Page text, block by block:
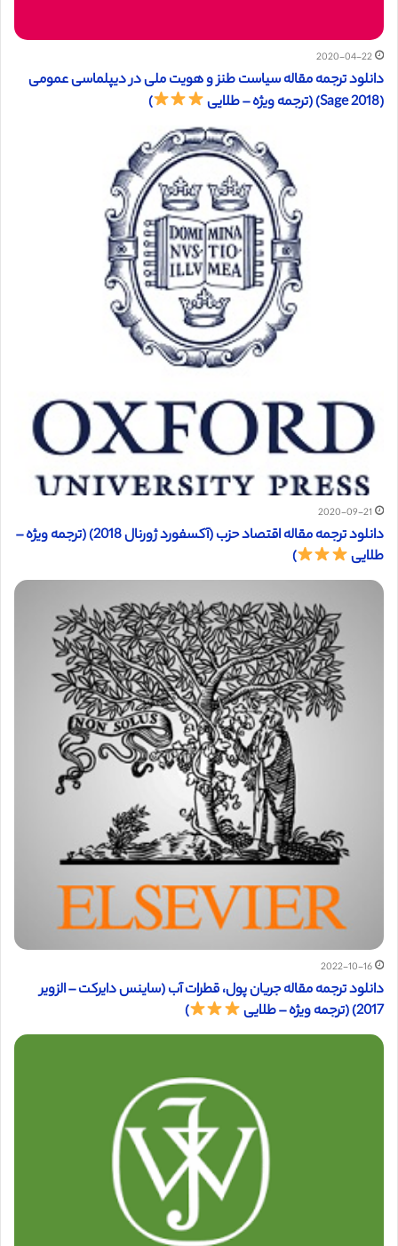
2020-04-22
دانلود ترجمه مقاله سیاست طنز و هویت ملی در دیپلماسی عمومی
(Sage 2018) (ترجمه ویژه – طلایی
)
2020-09-21
دانلود ترجمه مقاله اقتصاد حزب (آکسفورد ژورنال 2018) (ترجمه ویژه –
طلایی
)
2022-10-16
دانلود ترجمه مقاله جریان پول، قطرات آب (ساینس دایرکت – الزویر
2017) (ترجمه ویژه – طلایی
)